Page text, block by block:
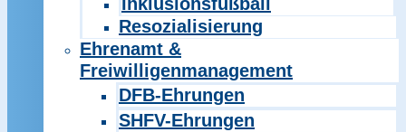
Resozialisierung
Ehrenamt &
Freiwilligenmanagement
DFB-Ehrungen
SHFV-Ehrungen